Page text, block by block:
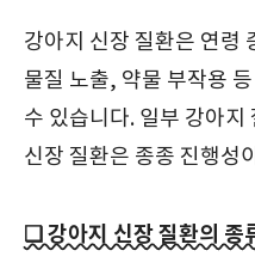
강아지 신장 질환은 연령
물질 노출, 약물 부작용
수 있습니다. 일부 강아
신장 질환은 종종 진행성
❑ 강아지 신장 질환의 종